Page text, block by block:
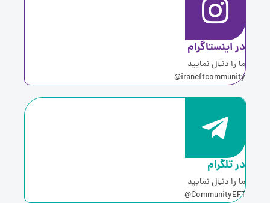
اینستاگرام
را دنبال نمایید
تلگرام
را دنبال نمایید